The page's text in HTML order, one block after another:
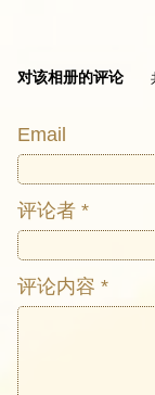
对该相册的评论
Email
评论者 *
评论内容 *